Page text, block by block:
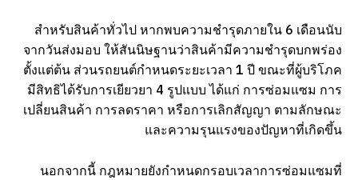
สำหรับสินค้าทั่วไป หากพบความชำรุดภายใน 6 เดือนนับ
จากวันส่งมอบ ให้สันนิษฐานว่าสินค้ามีความชำรุดบกพร่อง
ตั้งแต่ต้น ส่วนรถยนต์กำหนดระยะเวลา 1 ปี ขณะที่ผู้บริโภค
มีสิทธิได้รับการเยียวยา 4 รูปแบบ ได้แก่ การซ่อมแซม การ
เปลี่ยนสินค้า การลดราคา หรือการเลิกสัญญา ตามลักษณะ
และความรุนแรงของปัญหาที่เกิดขึ้น
นอกจากนี้ กฎหมายยังกำหนดกรอบเวลาการซ่อมแซมที่